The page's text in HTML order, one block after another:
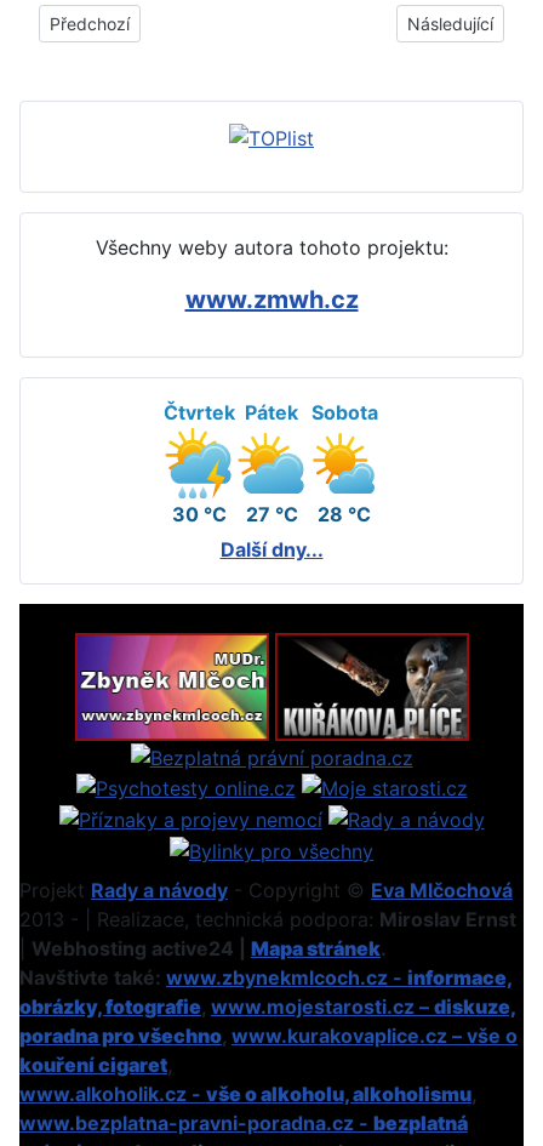
Předchozí článek: Jak, čím odstranit mastné skvrny, fleky
Předchozí Další článek:
Následující
Všechny weby autora tohoto projektu:
www.zmwh.cz
Čtvrtek
30 °C
Pátek
27 °C
Sobota
28 °C
Další dny...
Projekt Rady a návody - Copyright © Eva Mlčochová
2013 - | Realizace, technická podpora: Miroslav Ernst
Webhosting active24 | Mapa stránek.
Navštivte také: www.zbynekmlcoch.cz - informace,
obrázky, fotografie, www.mojestarosti.cz – diskuze,
poradna pro všechno, www.kurakovaplice.cz – vše o
kouření cigaret,
www.alkoholik.cz - vše o alkoholu, alkoholismu,
www.bezplatna-pravni-poradna.cz - bezplatná